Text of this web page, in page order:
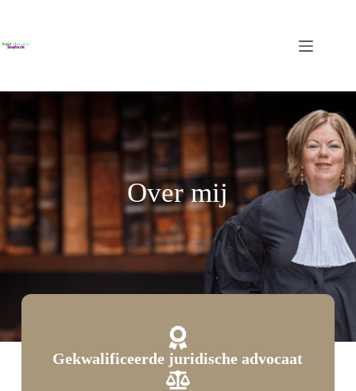
Over mij
Gekwalificeerde juridische advocaat